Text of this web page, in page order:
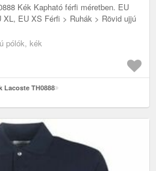
Kék Kapható férfi méretben. EU
EU XS Férfi > Ruhák > Rövid ujjú
pólók, kék
TH0888